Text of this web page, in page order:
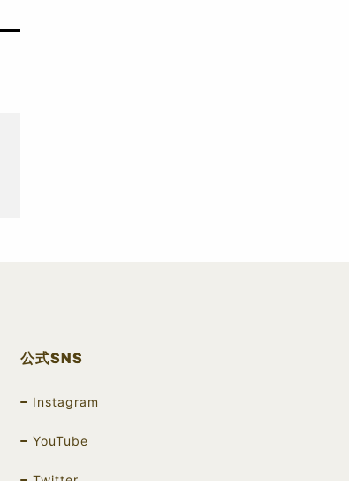
公式SNS
Instagram
YouTube